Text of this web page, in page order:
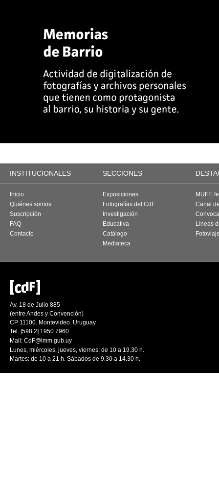
INSTITUCIONALES SECCIONES
Inicio
Quiénes somos
Suscripción
FAQ
Contacto
Exposiciones
Fotografías del CdF
Investigación
Educativa
Catálogo
Mediateca
MUFF,
Canal
Líneas
Av. 18 de Julio 885
(entre Andes y Convención)
CP 11100. Montevideo. Uruguay
Tel: [598 2] 1950 7960
Mail: CdF@imm.gub.uy
Lunes, miércoles, jueves, viernes: de 10 a 19.30 h.
Martes: de 10 a 21 h. Sábados de 9.30 a 14.30 h.